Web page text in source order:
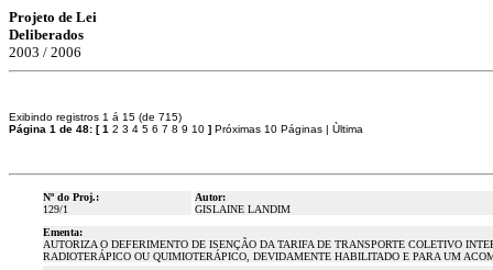
Projeto de Lei
Deliberados
2003 / 2006
Exibindo registros 1 á 15 (de 715)
Página 1 de 48: [1 2 3 4 5 6 7 8 9 10 ] Próximas 10 Páginas | Ùltima
Nº do Proj.:
129/1
Autor:
GISLAINE LANDIM
Ementa:
AUTORIZA O DEFERIMENTO DE ISENÇÃO DA TARIFA DE TRANSPORTE COLETIVO
RADIOTERÁPICO OU QUIMIOTERÁPICO, DEVIDAMENTE HABILITADO E PARA UM